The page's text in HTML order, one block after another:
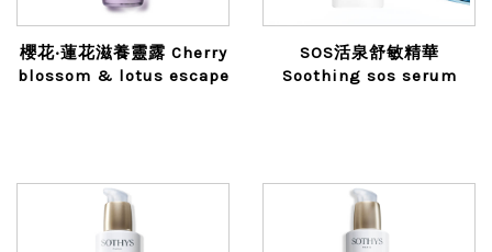
櫻花‧蓮花滋養靈露 Cherry
blossom & lotus escape
SOS活泉舒敏精華
Soothing sos serum